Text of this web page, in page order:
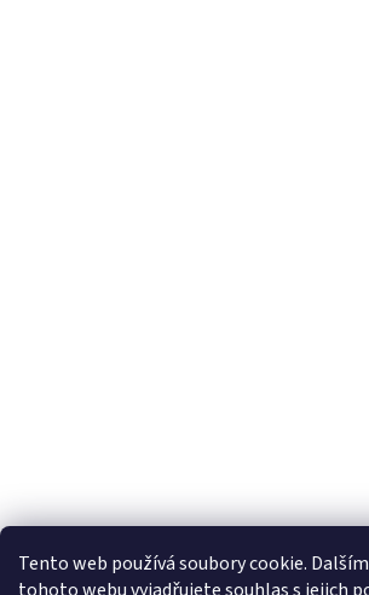
Tento web používá soubory cookie.